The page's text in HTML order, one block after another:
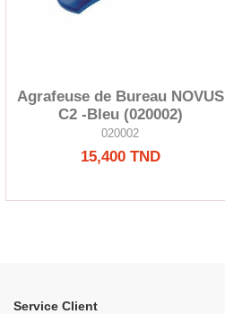
Agrafeuse de Bureau NOVUS
C2 -Bleu (020002)
020002
15,400 TND
Service Client